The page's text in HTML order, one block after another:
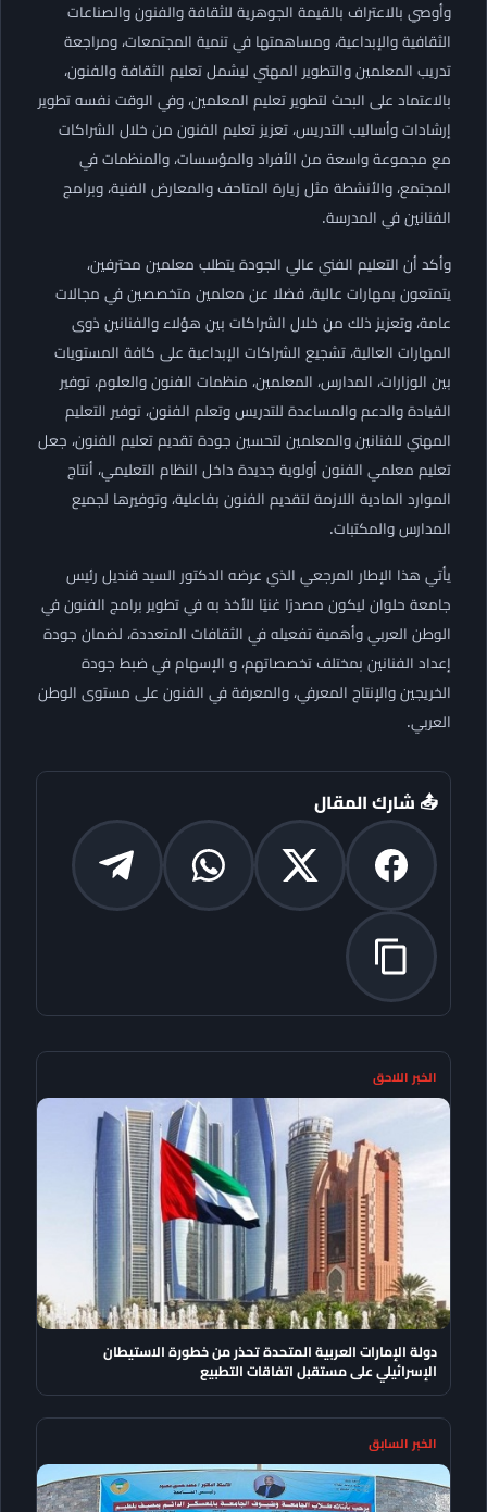
وأوصي بالاعتراف بالقيمة الجوهرية للثقافة والفنون والصناعات
الثقافية والإبداعية، ومساهمتها في تنمية المجتمعات، ومراجعة
تدريب المعلمين والتطوير المهني ليشمل تعليم الثقافة والفنون،
بالاعتماد على البحث لتطوير تعليم المعلمين، وفي الوقت نفسه تطوير
إرشادات وأساليب التدريس، تعزيز تعليم الفنون من خلال الشراكات
مع مجموعة واسعة من الأفراد والمؤسسات، والمنظمات في
المجتمع، والأنشطة مثل زيارة المتاحف والمعارض الفنية، وبرامج
الفنانين في المدرسة.
وأكد أن التعليم الفني عالي الجودة يتطلب معلمين محترفين،
يتمتعون بمهارات عالية، فضلا عن معلمين متخصصين في مجالات
عامة، وتعزيز ذلك من خلال الشراكات بين هؤلاء والفنانين ذوى
المهارات العالية، تشجيع الشراكات الإبداعية على كافة المستويات
بين الوزارات، المدارس، المعلمين، منظمات الفنون والعلوم، توفير
القيادة والدعم والمساعدة للتدريس وتعلم الفنون، توفير التعليم
المهني للفنانين والمعلمين لتحسين جودة تقديم تعليم الفنون، جعل
تعليم معلمي الفنون أولوية جديدة داخل النظام التعليمي، أنتاج
الموارد المادية اللازمة لتقديم الفنون بفاعلية، وتوفيرها لجميع
المدارس والمكتبات.
يأتي هذا الإطار المرجعي الذي عرضه الدكتور السيد قنديل رئيس
جامعة حلوان ليكون مصدرًا غنيًا للأخذ به في تطوير برامج الفنون في
الوطن العربي وأهمية تفعيله في الثقافات المتعددة، لضمان جودة
إعداد الفنانين بمختلف تخصصاتهم، و الإسهام في ضبط جودة
الخريجين والإنتاج المعرفي، والمعرفة في الفنون على مستوى الوطن
العربي.
📤 شارك المقال
الخبر اللاحق
دولة الإمارات العربية المتحدة تحذر من خطورة الاستيطان
الإسرائيلي على مستقبل اتفاقات التطبيع
الخبر السابق